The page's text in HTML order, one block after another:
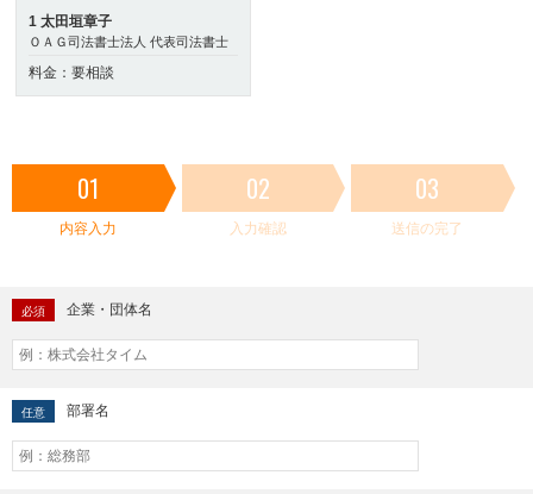
1 太田垣章子
ＯＡＧ司法書士法人 代表司法書士
料金：要相談
01
内容入力
02
入力確認
03
送信の完了
必須 企業・団体名
任意 部署名